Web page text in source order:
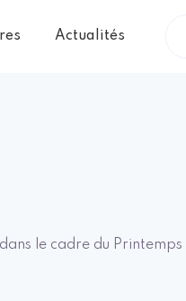
Actualités
le cadre du